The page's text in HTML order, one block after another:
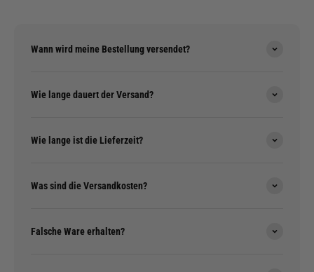
Wann wird meine Bestellung versendet?
Wie lange dauert der Versand?
Wie lange ist die Lieferzeit?
Was sind die Versandkosten?
Falsche Ware erhalten?